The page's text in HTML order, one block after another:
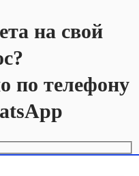
на свой
по телефону